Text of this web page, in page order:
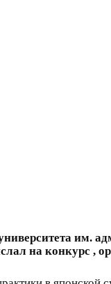
им.
на конкурс ,